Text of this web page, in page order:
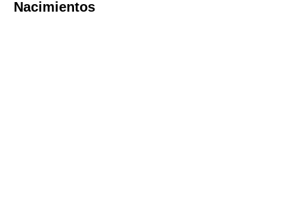
Nacimientos